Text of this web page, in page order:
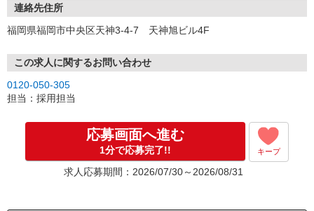
★スマホでWEB面接（LINEなど）・出張面接・事務所面接と選べま
す
③面接実施（履歴書不要）
※ご希望があれば、職場見学の調整もOKです！
お気軽にご応募ください♪
連絡先住所
福岡県福岡市中央区天神3-4-7 天神旭ビル4F
この求人に関するお問い合わせ
0120-050-305
担当：採用担当
応募画面へ進む
1分で応募完了!! キープ
求人応募期間：2026/07/30～2026/08/31